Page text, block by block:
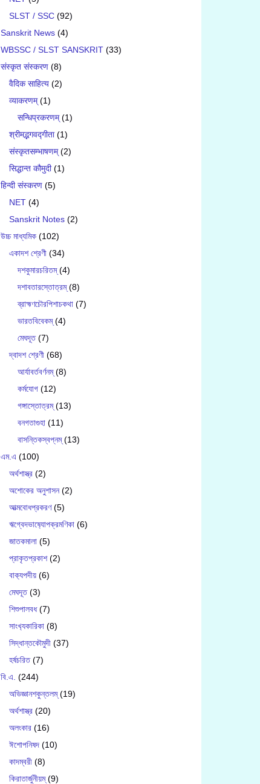
SLST / SSC (92)
Sanskrit News (4)
WBSSC / SLST SANSKRIT (33)
संस्कृत संस्करण (8)
वैदिक साहित्य (2)
व्याकरणम्(1)
सन्धिप्रकरणम्(1)
श्रीमद्भगवद्गीता(1)
संस्कृतसम्भाषणम्(2)
सिद्धान्त कौमुदी(1)
हिन्दी संस्करण (5)
NET (4)
Sanskrit Notes (2)
উচ্চ মাধ্যমিক (102)
একাদশ শ্রেণী (34)
দশকুমারচরিতম্(4)
দশাবতারস্তোত্রম্(8)
ব্রাহ্মণচৌরপিশাচকথা (7)
ভারতবিবেকম্(4)
মেঘদূত(7)
দ্বাদশ শ্রেণী (68)
আর্যাবর্তবর্ণনম্(8)
কর্মযোগ (12)
গঙ্গাস্তোত্রম্(13)
বনগতাগুহা (11)
বাসন্তিকস্বপ্নম্(13)
এম.এ (100)
অর্থশাস্ত্র (2)
অশোকের অনুশাসন(2)
আত্মবোধপ্রকরণ(5)
ঋগ্বেদভাষ‍্যোপক্রমণিকা (6)
জাতকমালা (5)
প্রাকৃতপ্রকাশ(2)
বাক‍্যপদীয় (6)
মেঘদূত(3)
শিশুপালবধ(7)
সাংখ‍্যকারিকা (8)
সিদ্ধান্তকৌমুদী (37)
হর্ষচরিত(7)
বি.এ. (244)
অভিজ্ঞানশকুন্তলম্(19)
অর্থশাস্ত্র (20)
অলংকার (16)
ঈশোপনিষদ (10)
কাদম্বরী (8)
কিরাতার্জুনীয়ম্(9)